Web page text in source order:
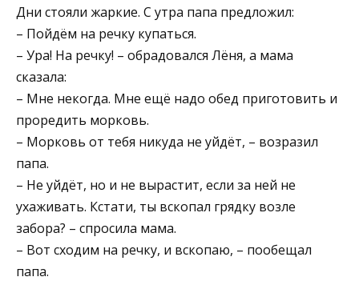
Дни стояли жаркие. С утра папа предложил:
– Пойдём на речку купаться.
– Ура! На речку! – обрадовался Лёня, а мама
сказала:
– Мне некогда. Мне ещё надо обед приготовить и
проредить морковь.
– Морковь от тебя никуда не уйдёт, – возразил
папа.
– Не уйдёт, но и не вырастит, если за ней не
ухаживать. Кстати, ты вскопал грядку возле
забора? – спросила мама.
– Вот сходим на речку, и вскопаю, – пообещал
папа.